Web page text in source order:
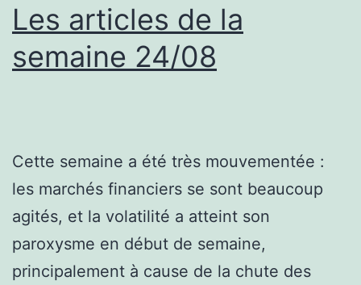
Les articles de la
semaine 24/08
Cette semaine a été très mouvementée :
les marchés financiers se sont beaucoup
agités, et la volatilité a atteint son
paroxysme en début de semaine,
principalement à cause de la chute des